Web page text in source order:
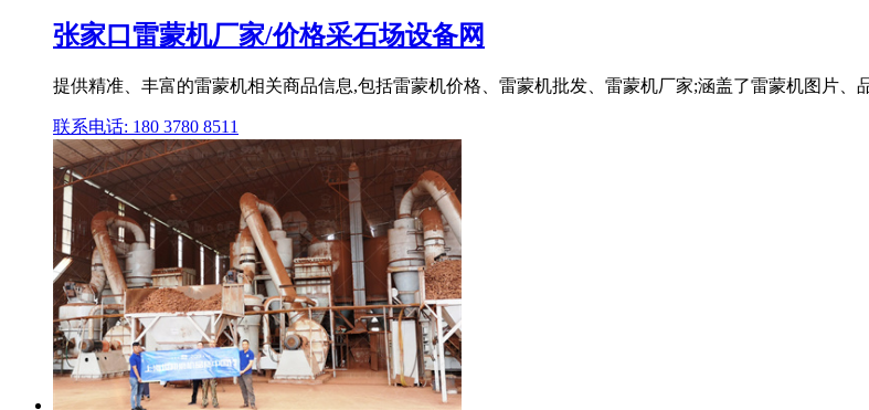
张家口雷蒙机厂家/价格采石场设备网
提供精准、丰富的雷蒙机相关商品信息,包括雷蒙机价格、雷蒙机批发、雷蒙机厂家;涵盖了雷蒙机图片
联系电话: 180 3780 8511